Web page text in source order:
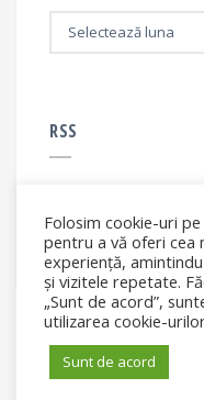
RSS
RSS - articole
© Elena Filip. All rights
Folosim cookie-uri
pentru a vă oferi cea
experiență,
și vizitele repetate.
„Sunt de acord”,
utilizarea cookie-
Sunt de acord